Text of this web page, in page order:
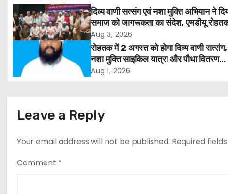
n
a
a
दिव्य वाणी सत्संग एवं नशा मुक्ति अभियान ने
समाज को जागरूकता का संदेश, एमडीयू
हजारों लोगों ने लिया संकल्प
Aug 3, 2026
रोहतक में 2 अगस्त को होगा दिव्य वाणी सत्संग,
नशा मुक्ति साइकिल यात्रा और पौधा वितरण
कार्यक्रम
Aug 1, 2026
Leave a Reply
Your email address will not be published. Required
Comment *